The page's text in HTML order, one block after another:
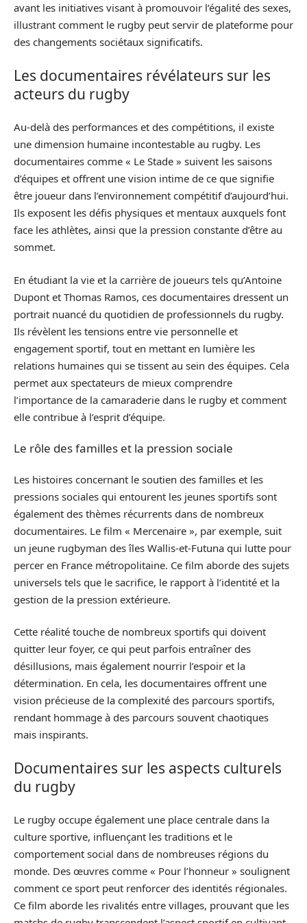
avant les initiatives visant à promouvoir l’égalité des sexes,
illustrant comment le rugby peut servir de plateforme pour
des changements sociétaux significatifs.
Les documentaires révélateurs sur les
acteurs du rugby
Au-delà des performances et des compétitions, il existe
une dimension humaine incontestable au rugby. Les
documentaires comme « Le Stade » suivent les saisons
d’équipes et offrent une vision intime de ce que signifie
être joueur dans l’environnement compétitif d’aujourd’hui.
Ils exposent les défis physiques et mentaux auxquels font
face les athlètes, ainsi que la pression constante d’être au
sommet.
En étudiant la vie et la carrière de joueurs tels qu’Antoine
Dupont et Thomas Ramos, ces documentaires dressent un
portrait nuancé du quotidien de professionnels du rugby.
Ils révèlent les tensions entre vie personnelle et
engagement sportif, tout en mettant en lumière les
relations humaines qui se tissent au sein des équipes. Cela
permet aux spectateurs de mieux comprendre
l’importance de la camaraderie dans le rugby et comment
elle contribue à l’esprit d’équipe.
Le rôle des familles et la pression sociale
Les histoires concernant le soutien des familles et les
pressions sociales qui entourent les jeunes sportifs sont
également des thèmes récurrents dans de nombreux
documentaires. Le film « Mercenaire », par exemple, suit
un jeune rugbyman des îles Wallis-et-Futuna qui lutte pour
percer en France métropolitaine. Ce film aborde des sujets
universels tels que le sacrifice, le rapport à l’identité et la
gestion de la pression extérieure.
Cette réalité touche de nombreux sportifs qui doivent
quitter leur foyer, ce qui peut parfois entraîner des
désillusions, mais également nourrir l’espoir et la
détermination. En cela, les documentaires offrent une
vision précieuse de la complexité des parcours sportifs,
rendant hommage à des parcours souvent chaotiques
mais inspirants.
Documentaires sur les aspects culturels
du rugby
Le rugby occupe également une place centrale dans la
culture sportive, influençant les traditions et le
comportement social dans de nombreuses régions du
monde. Des œuvres comme « Pour l’honneur » soulignent
comment ce sport peut renforcer des identités régionales.
Ce film aborde les rivalités entre villages, prouvant que les